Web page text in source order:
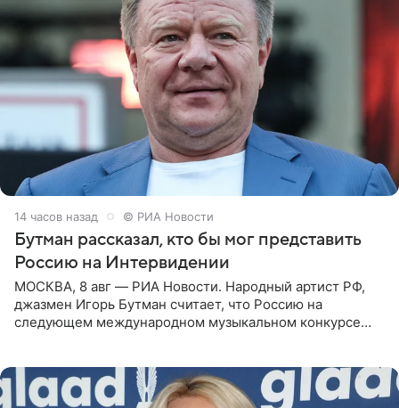
14 часов назад © РИА Новости
Бутман рассказал, кто бы мог представить
Россию на Интервидении
МОСКВА, 8 авг — РИА Новости. Народный артист РФ,
джазмен Игорь Бутман считает, что Россию на
следующем международном музыкальном конкурсе